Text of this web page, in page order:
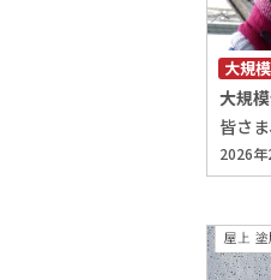
大規
2026
大規